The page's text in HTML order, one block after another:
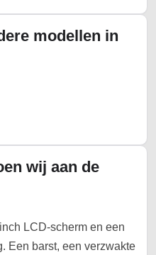
modellen in
wij aan de
LCD-scherm en een
Een barst, een verzwakte